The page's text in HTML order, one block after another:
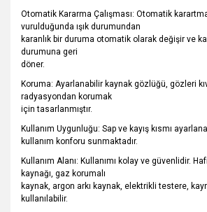
Otomatik Kararma Çalışması: Otomatik
vurulduğunda ışık durumundan
karanlık bir duruma otomatik olarak değişir ve
durumuna geri
döner.
Koruma: Ayarlanabilir kaynak gözlüğü, gözleri
radyasyondan korumak
için tasarlanmıştır.
Kullanım Uygunluğu: Sap ve kayış kısmı
kullanım konforu sunmaktadır.
Kullanım Alanı: Kullanımı kolay ve güvenlidir.
kaynağı, gaz korumalı
kaynak, argon arkı kaynak, elektrikli testere,
kullanılabilir.